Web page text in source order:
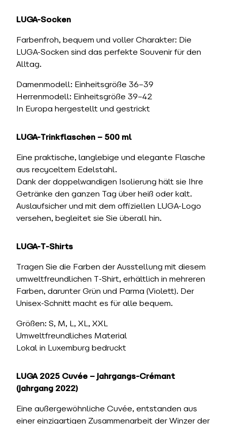
LUGA-Socken
Farbenfroh, bequem und voller Charakter: Die
LUGA-Socken sind das perfekte Souvenir für den
Alltag.
Damenmodell: Einheitsgröße 36–39
Herrenmodell: Einheitsgröße 39–42
In Europa hergestellt und gestrickt
LUGA-Trinkflaschen – 500 ml
Eine praktische, langlebige und elegante Flasche
aus recyceltem Edelstahl.
Dank der doppelwandigen Isolierung hält sie Ihre
Getränke den ganzen Tag über heiß oder kalt.
Auslaufsicher und mit dem offiziellen LUGA-Logo
versehen, begleitet sie Sie überall hin.
LUGA-T-Shirts
Tragen Sie die Farben der Ausstellung mit diesem
umweltfreundlichen T-Shirt, erhältlich in mehreren
Farben, darunter Grün und Parma (Violett). Der
Unisex-Schnitt macht es für alle bequem.
Größen: S, M, L, XL, XXL
Umweltfreundliches Material
Lokal in Luxemburg bedruckt
LUGA 2025 Cuvée – Jahrgangs-Crémant
(Jahrgang 2022)
Eine außergewöhnliche Cuvée, entstanden aus
einer einzigartigen Zusammenarbeit der Winzer der